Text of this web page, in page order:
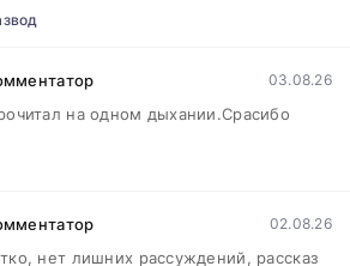
03.08.26
на одном дыхании.Срасибо
02.08.26
нет лишних рассуждений, рассказ